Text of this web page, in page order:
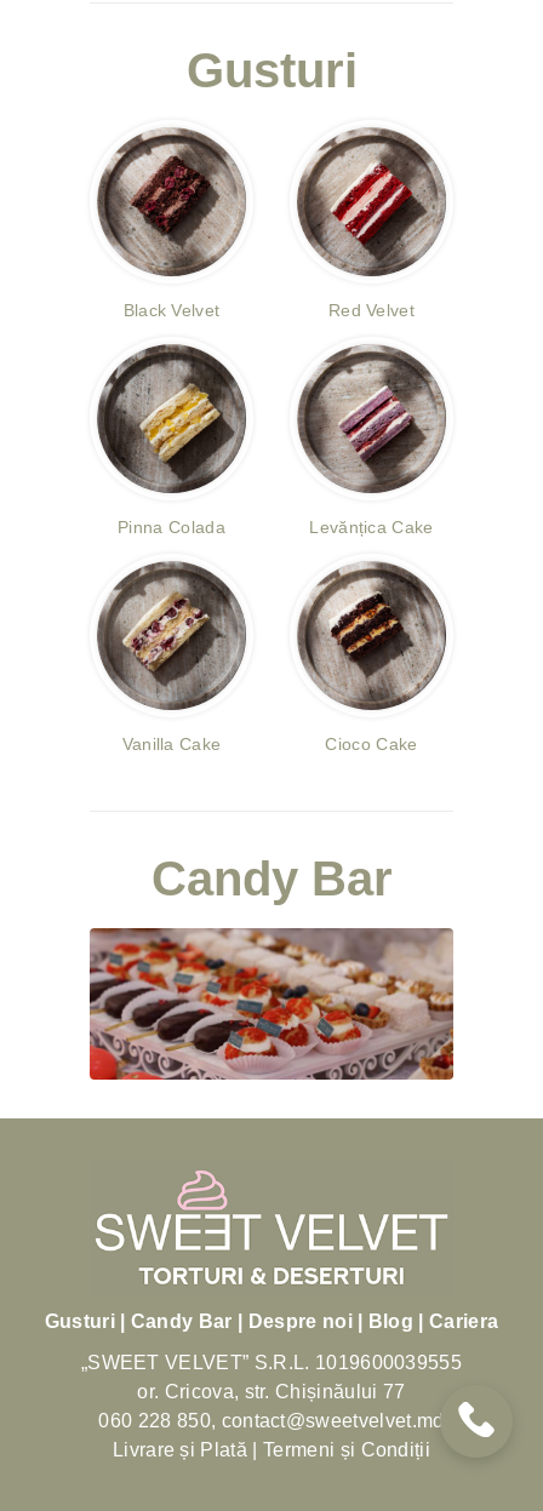
Gusturi
Black Velvet
Pinna Colada
Vanilla Cake
Red Velvet
Levănțica Cake
Cioco Cake
Candy Bar
Gusturi | Candy Bar | Despre noi | Blog |Cariera
„SWEET VELVET” S.R.L. 1019600039555
or. Cricova, str. Chișinăului 77
060 228 850, contact@sweetvelvet.md
Livrare și Plată | Termeni și Condiții